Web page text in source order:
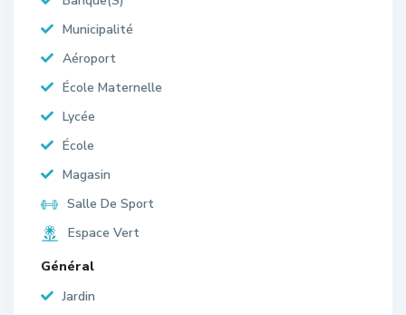
Municipalité
Aéroport
École Maternelle
Lycée
École
Magasin
Salle De Sport
Espace Vert
Général
Jardin